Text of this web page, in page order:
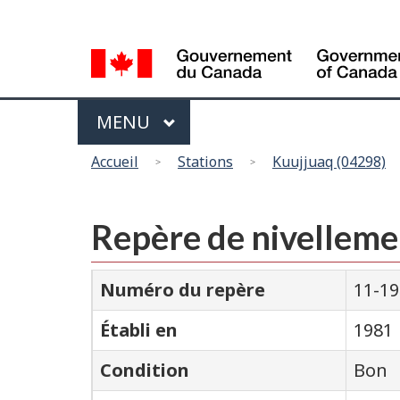
de
la
langue
Menu
MAIN
MENU
Accueil Stations Kuujjuaq (04298)
Repère de
Numéro du repère
11-
Établi en
1981
Condition
Bon